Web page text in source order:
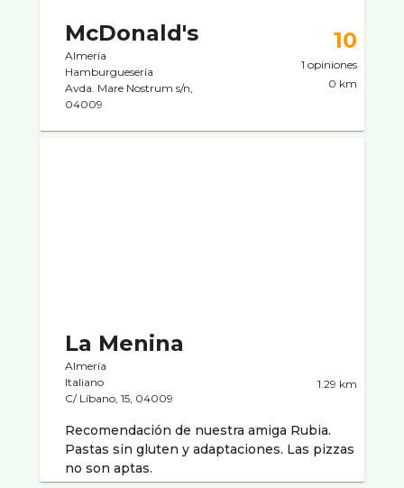
McDonald's
Almería
Hamburgueserí­a
Avda. Mare Nostrum s/n,
04009
10
1 opiniones
0 km
La Menina
Almería
Italiano
C/ Lí­bano, 15, 04009
1.29 km
Recomendación de nuestra amiga Rubia.
Pastas sin gluten y adaptaciones. Las pizzas
no son aptas.